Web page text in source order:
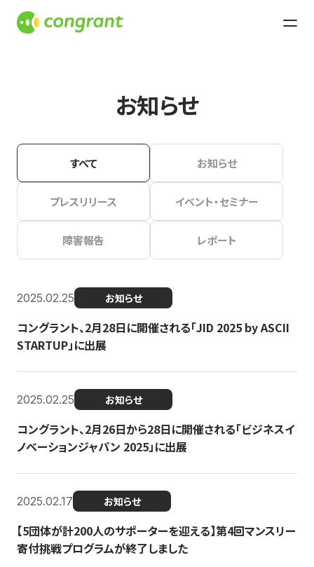
お知らせ
すべて お知らせ
プレスリリース イベント・セミナー
障害報告 レポート
2025.02.25 お知らせ
コングラント、2月28日に開催される「JID 2025 by ASCII
STARTUP」に出展
2025.02.25 お知らせ
コングラント、2月26日から28日に開催される「ビジネスイ
ノベーションジャパン 2025」に出展
2025.02.17 お知らせ
【5団体が計200人のサポーターを迎える】​​第4回マンスリー
寄付挑戦プログラムが終了しました